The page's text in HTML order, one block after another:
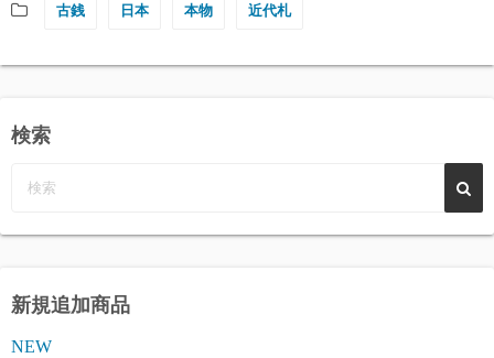
古銭 日本 本物 近代札
検索
新規追加商品
NEW